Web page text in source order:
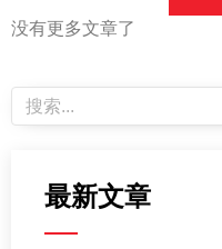
没有更多文章了
最新文章